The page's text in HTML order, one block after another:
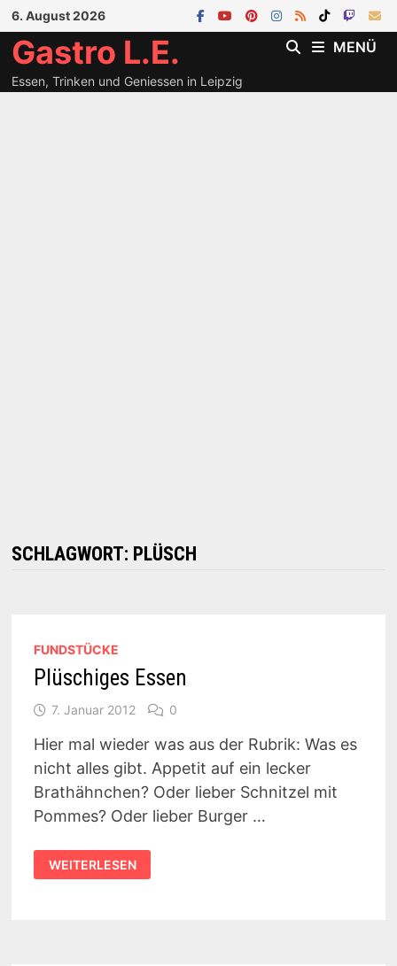
Zum
Inhalt
springen
6. August 2026
Gastro L.E.
Essen, Trinken und Geniessen in Leipzig
MENÜ
SCHLAGWORT: PLÜSCH
FUNDSTÜCKE
Plüschiges Essen
7. Januar 2012 0
Hier mal wieder was aus der Rubrik: Was es
nicht alles gibt. Appetit auf ein lecker
Brathähnchen? Oder lieber Schnitzel mit
Pommes? Oder lieber Burger …
PLÜSCHIGES
ESSEN
WEITERLESEN